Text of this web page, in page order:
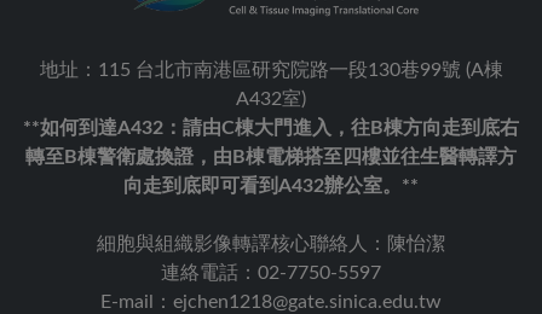
地址：115 台北市南港區研究院路一段130巷99號 (A棟
A432室)
**如何到達A432：請由C棟大門進入，往B棟方向走到底右
轉至B棟警衛處換證，由B棟電梯搭至四樓並往生醫轉譯方
向走到底即可看到A432辦公室。**
細胞與組織影像轉譯核心聯絡人：陳怡潔
連絡電話：02-7750-5597
E-mail：ejchen1218@gate.sinica.edu.tw